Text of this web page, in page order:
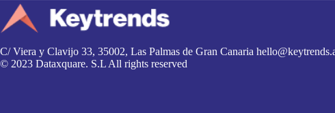
C/ Viera y Clavijo 33, 35002, Las Palmas de Gran Canaria
© 2023 Dataxquare. S.L All rights reserved